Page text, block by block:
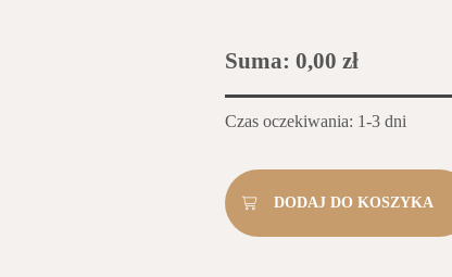
Suma: 0,00 zł
Czas oczekiwania: 1-3 dni